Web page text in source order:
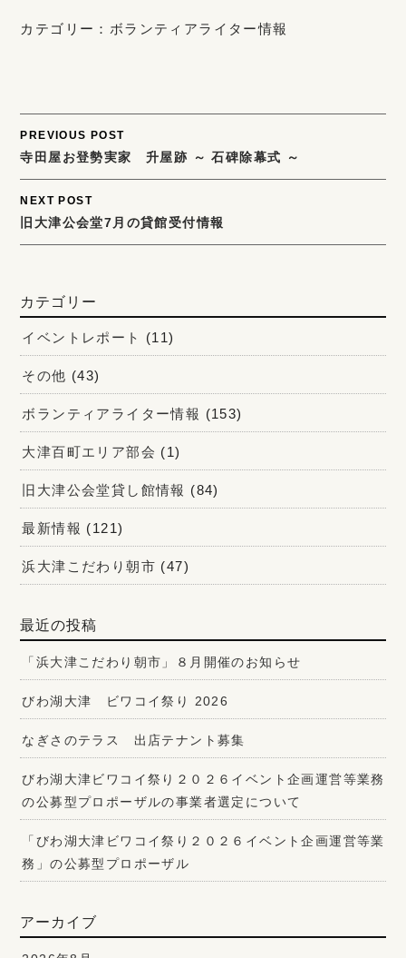
カテゴリー： ボランティアライター情報
Post
navigation
PREVIOUS POST
寺田屋お登勢実家 升屋跡 ～ 石碑除幕式 ～
NEXT POST
旧大津公会堂7月の貸館受付情報
カテゴリー
イベントレポート (11)
その他 (43)
ボランティアライター情報 (153)
大津百町エリア部会 (1)
旧大津公会堂貸し館情報 (84)
最新情報 (121)
浜大津こだわり朝市 (47)
最近の投稿
「浜大津こだわり朝市」８月開催のお知らせ
びわ湖大津 ビワコイ祭り 2026
なぎさのテラス 出店テナント募集
びわ湖大津ビワコイ祭り２０２６イベント企画運営等業務
の公募型プロポーザルの事業者選定について
「びわ湖大津ビワコイ祭り２０２６イベント企画運営等業
務」の公募型プロポーザル
アーカイブ